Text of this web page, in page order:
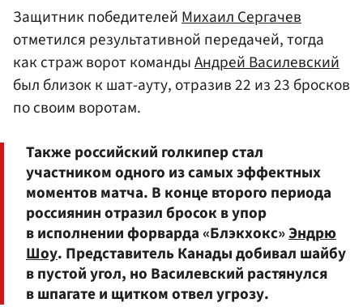
Защитник победителейМихаил Сергачев
отметился результативной передачей, тогда
как страж ворот командыАндрей Василевский
был близок к шат-ауту, отразив 22 из 23 бросков
по своим воротам.
Также российский голкипер стал
участником одного из самых эффектных
моментов матча. В конце второго периода
россиянин отразил бросок в упор
в исполнении форварда «Блэкхокс»Эндрю
Шоу. Представитель Канады добивал шайбу
в пустой угол, но Василевский растянулся
в шпагате и щитком отвел угрозу.